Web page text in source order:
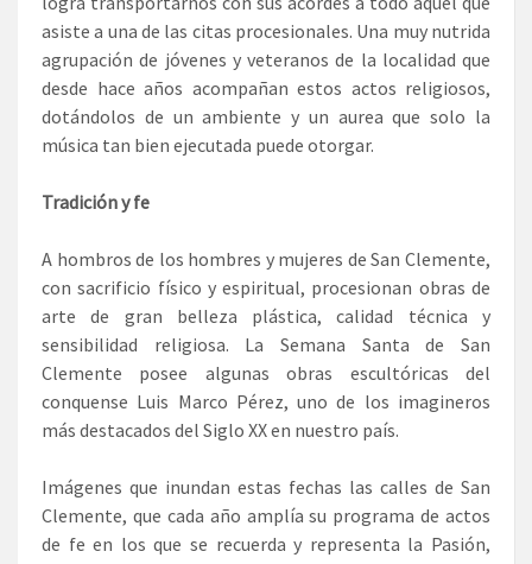
asiste a una de las citas procesionales. Una muy nutrida
agrupación de jóvenes y veteranos de la localidad que
desde hace años acompañan estos actos religiosos,
dotándolos de un ambiente y un aurea que solo la
música tan bien ejecutada puede otorgar.
Tradición y fe
A hombros de los hombres y mujeres de San Clemente,
con sacrificio físico y espiritual, procesionan obras de
arte de gran belleza plástica, calidad técnica y
sensibilidad religiosa. La Semana Santa de San
Clemente posee algunas obras escultóricas del
conquense Luis Marco Pérez, uno de los imagineros
más destacados del Siglo XX en nuestro país.
Imágenes que inundan estas fechas las calles de San
Clemente, que cada año amplía su programa de actos
de fe en los que se recuerda y representa la Pasión,